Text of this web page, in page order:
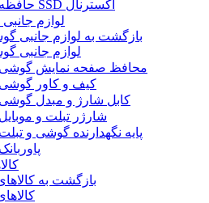
حافظه SSD اکسترنال
لوازم
بازگشت به لوازم جانبی
لوازم جانبی
محافظ صفحه نمایش گوشی
کیف و کاور گوشی
کابل شارژ و مبدل گوشی
شارژر تبلت و موبایل
پایه نگهدارنده گوشی و تبلت
پاوربانک
بازگشت به